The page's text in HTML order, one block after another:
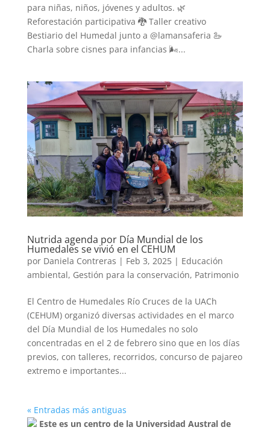
para niñas, niños, jóvenes y adultos. 🌿
Reforestación participativa 🐉 Taller creativo
Bestiario del Humedal junto a @lamansaferia 🦢
Charla sobre cisnes para infancias 🌬...
Nutrida agenda por Día Mundial de los
Humedales se vivió en el CEHUM
por Daniela Contreras | Feb 3, 2025| Educación
ambiental, Gestión para la conservación, Patrimonio
El Centro de Humedales Río Cruces de la UACh
(CEHUM) organizó diversas actividades en el marco
del Día Mundial de los Humedales no solo
concentradas en el 2 de febrero sino que en los días
previos, con talleres, recorridos, concurso de pajareo
extremo e importantes...
« Entradas más antiguas
Este es un centro de la Universidad Austral de